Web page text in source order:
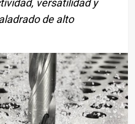
versatilidad y
de alto